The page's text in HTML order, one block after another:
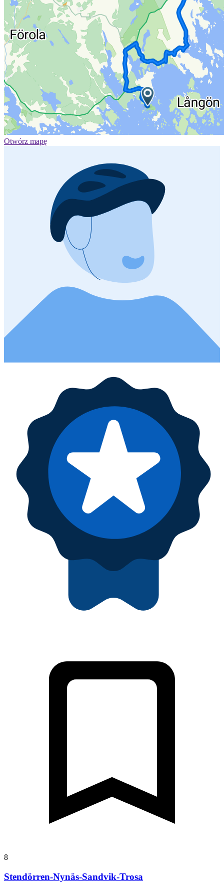
Otwórz mapę
8
Stendörren-Nynäs-Sandvik-Trosa